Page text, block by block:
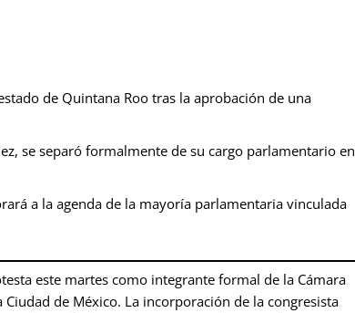
de Quintana Roo tras la aprobación de una
se separó formalmente de su cargo parlamentario en
a la agenda de la mayoría parlamentaria vinculada
este martes como integrante formal de la Cámara
de México. La incorporación de la congresista